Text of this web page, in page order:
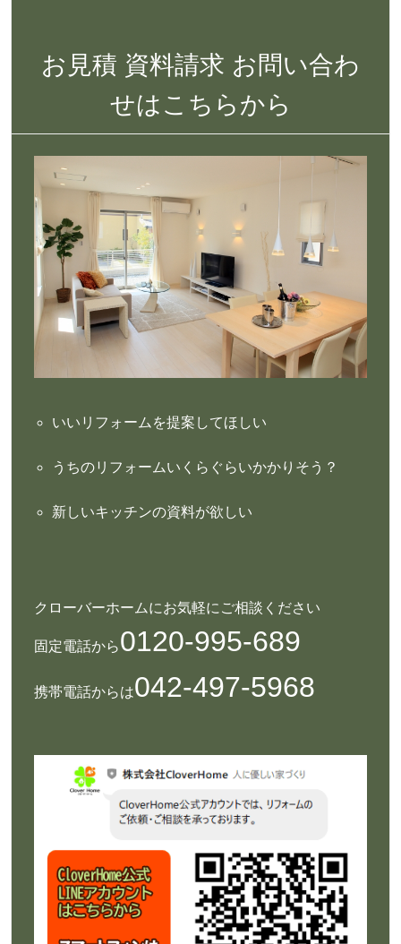
お見積 資料請求 お問い合わ
せはこちらから
いいリフォームを提案してほしい
うちのリフォームいくらぐらいかかりそう？
新しいキッチンの資料が欲しい
クローバーホームにお気軽にご相談ください
固定電話から0120-995-689
携帯電話からは042-497-5968